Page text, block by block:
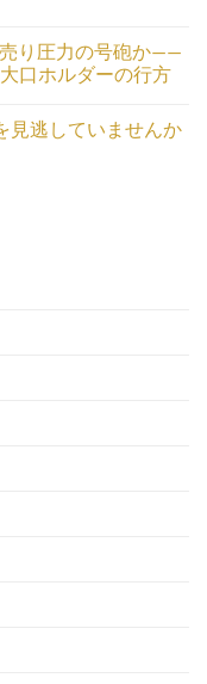
り圧力の号砲か——
口ホルダーの行方
見逃していませんか